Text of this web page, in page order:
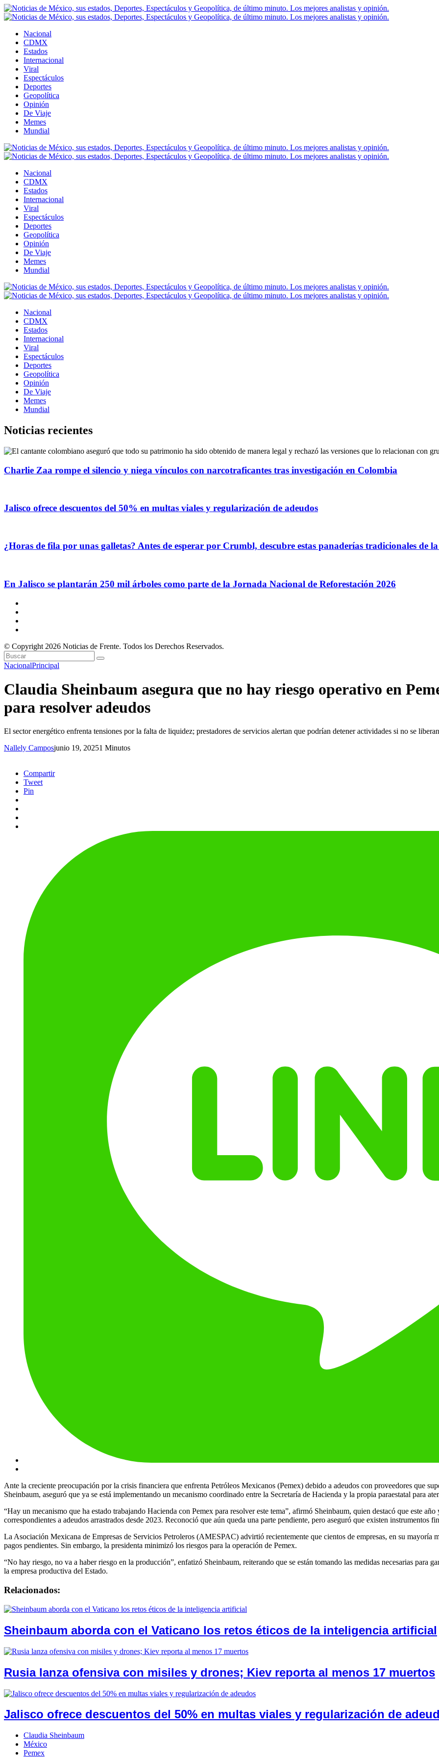
Nacional
CDMX
Estados
Internacional
Viral
Espectáculos
Deportes
Geopolítica
Opinión
De Viaje
Memes
Mundial
Nacional
CDMX
Estados
Internacional
Viral
Espectáculos
Deportes
Geopolítica
Opinión
De Viaje
Memes
Mundial
Nacional
CDMX
Estados
Internacional
Viral
Espectáculos
Deportes
Geopolítica
Opinión
De Viaje
Memes
Mundial
Noticias recientes
Charlie Zaa rompe el silencio y niega vínculos con narcotraficantes tras investigación en Colombia
Jalisco ofrece descuentos del 50% en multas viales y regularización de adeudos
¿Horas de fila por unas galletas? Antes de esperar por Crumbl, descubre estas panaderías tradicionales de
En Jalisco se plantarán 250 mil árboles como parte de la Jornada Nacional de Reforestación 2026
© Copyright 2026 Noticias de Frente. Todos los Derechos Reservados.
NacionalPrincipal
Claudia Sheinbaum asegura que no hay riesgo operativo en
para resolver adeudos
El sector energético enfrenta tensiones por la falta de liquidez; prestadores de servicios alertan que podrían detener actividades si no se
Nallely Camposjunio 19, 20251 Minutos
Compartir
Tweet
Pin
Ante la creciente preocupación por la crisis financiera que enfrenta Petróleos Mexicanos (Pemex) debido a adeudos con proveedores que
Sheinbaum, aseguró que ya se está implementando un mecanismo coordinado entre la Secretaría de Hacienda y la propia paraestatal para
“Hay un mecanismo que ha estado trabajando Hacienda con Pemex para resolver este tema”, afirmó Sheinbaum, quien destacó que este
correspondientes a adeudos arrastrados desde 2023. Reconoció que aún queda una parte pendiente, pero aseguró que existen instrumentos
La Asociación Mexicana de Empresas de Servicios Petroleros (AMESPAC) advirtió recientemente que cientos de empresas, en su mayoría
pagos pendientes. Sin embargo, la presidenta minimizó los riesgos para la operación de Pemex.
“No hay riesgo, no va a haber riesgo en la producción”, enfatizó Sheinbaum, reiterando que se están tomando las medidas necesarias para
la empresa productiva del Estado.
Relacionados:
Sheinbaum aborda con el Vaticano los retos éticos de la inteligencia artificial
Rusia lanza ofensiva con misiles y drones; Kiev reporta al menos 17 muertos
Jalisco ofrece descuentos del 50% en multas viales y regularización de
Claudia Sheinbaum
México
Pemex